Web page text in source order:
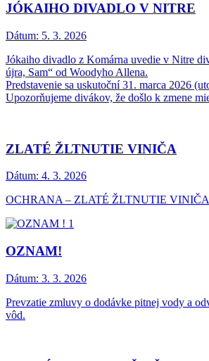
JÓKAIHO DIVADLO V NITRE
Dátum: 5. 3. 2026
Jókaiho divadlo z Komárna uvedie v Nitre
újra, Sam“ od Woodyho Allena.
Predstavenie sa uskutoční 31. marca 2026
Upozorňujeme divákov, že došlo k zmene
ZLATÉ ŽLTNUTIE VINIČA
Dátum: 4. 3. 2026
OCHRANA – ZLATÉ ŽLTNUTIE VINIČA
OZNAM!
Dátum: 3. 3. 2026
Prevzatie zmluvy o dodávke pitnej vody a
vôd.